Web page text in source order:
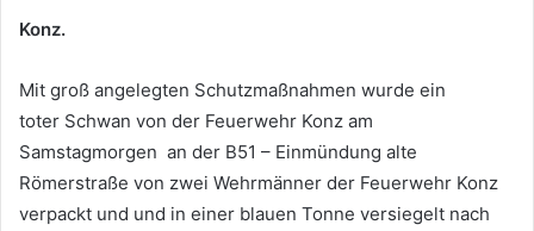
Konz.
Mit groß angelegten Schutzmaßnahmen wurde ein
toter Schwan von der Feuerwehr Konz am
Samstagmorgen an der B51 – Einmündung alte
Römerstraße von zwei Wehrmänner der Feuerwehr Konz
verpackt und und in einer blauen Tonne versiegelt nach